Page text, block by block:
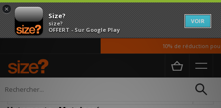
×
Size?
size?
OFFERT - Sur Google Play
VOIR
10% de réduction
Accueil Homme